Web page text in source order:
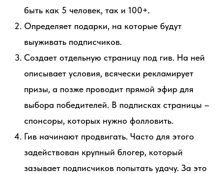
быть как 5 человек, так и 100+.
Определяет подарки, на которые будут
выуживать подписчиков.
Создает отдельную страницу под гив. На ней
описывает условия, всячески рекламирует
призы, а позже проводит прямой эфир для
выбора победителей. В подписках страницы –
спонсоры, которых нужно фолловить.
Гив начинают продвигать. Часто для этого
задействован крупный блогер, который
зазывает подписчиков попытать удачу. За это